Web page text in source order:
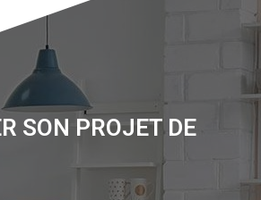
SON PROJET DE